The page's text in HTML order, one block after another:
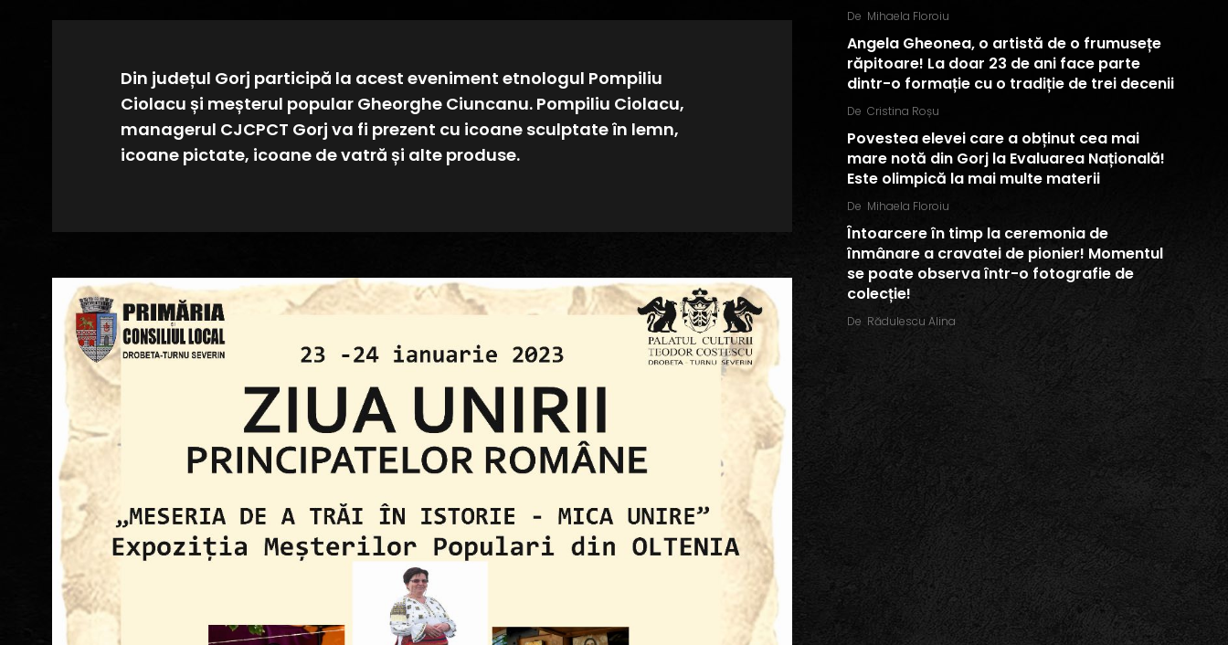
Din județul Gorj participă la acest eveniment etnologul Pompiliu
Ciolacu și meșterul popular Gheorghe Ciuncanu. Pompiliu Ciolacu,
managerul CJCPCT Gorj va fi prezent cu icoane sculptate în lemn,
icoane pictate, icoane de vatră și alte produse.
De Mihaela Floroiu
Angela Gheonea, o artistă de o frumusețe
răpitoare! La doar 23 de ani face parte
dintr-o formație cu o tradiție de trei decenii
De Cristina Roșu
Povestea elevei care a obținut cea mai
mare notă din Gorj la Evaluarea Națională!
Este olimpică la mai multe materii
De Mihaela Floroiu
Întoarcere în timp la ceremonia de
înmânare a cravatei de pionier! Momentul
se poate observa într-o fotografie de
colecție!
De Rădulescu Alina